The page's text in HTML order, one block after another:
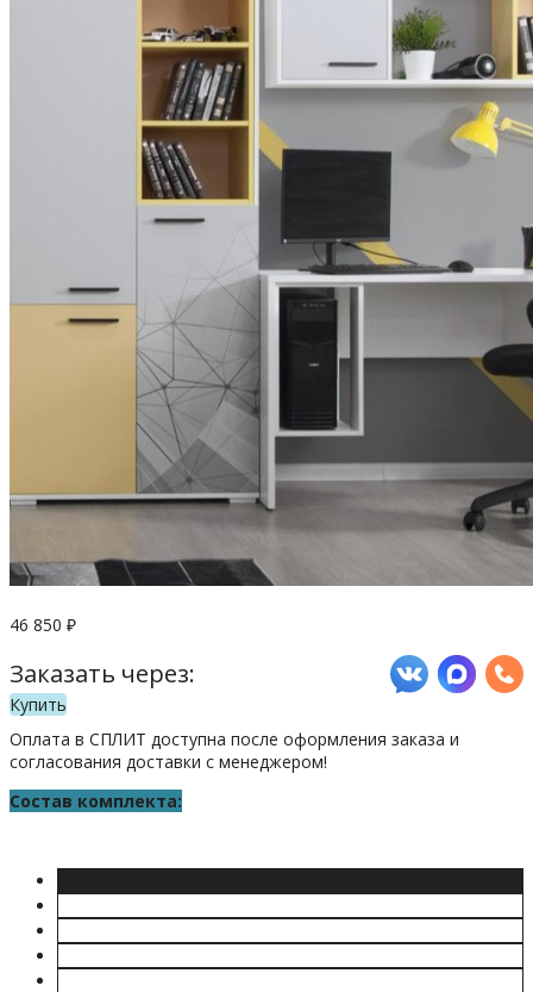
46 850 ₽
Заказать через:
Купить
Оплата в СПЛИТ доступна после оформления заказа и
согласования доставки с менеджером!
Состав комплекта: